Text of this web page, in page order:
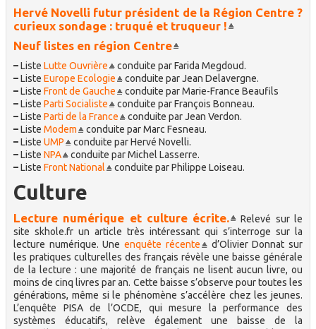
Hervé Novelli futur président de la Région Centre ?
curieux sondage : truqué et truqueur !
Neuf listes en région Centre
–Liste Lutte Ouvrière
conduite par Farida Megdoud.
–Liste Europe Ecologie
conduite par Jean Delavergne.
–Liste Front de Gauche
conduite par Marie-France Beaufils
–Liste Parti Socialiste
conduite par François Bonneau.
–Liste Parti de la France
conduite par Jean Verdon.
–Liste Modem
conduite par Marc Fesneau.
–Liste UMP
conduite par Hervé Novelli.
–Liste NPA
conduite par Michel Lasserre.
–Liste Front National conduite par Philippe Loiseau.
Culture
Lecture numérique et culture écrite.
Relevé sur le
site skhole.fr un article très intéressant qui s’interroge sur la
lecture numérique. Uneenquête récente
d’Olivier Donnat sur
les pratiques culturelles des français révèle une baisse générale
de la lecture : une majorité de français ne lisent aucun livre, ou
moins de cinq livres par an. Cette baisse s’observe pour toutes les
générations, même si le phénomène s’accélère chez les jeunes.
L’enquête PISA de l’OCDE, qui mesure la performance des
systèmes éducatifs, relève également une baisse de la